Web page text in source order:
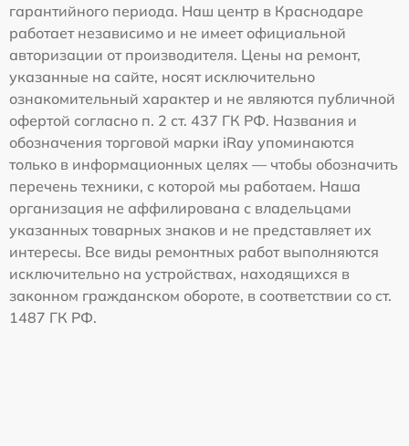
гарантийного периода. Наш центр в Краснодаре
работает независимо и не имеет официальной
авторизации от производителя. Цены на ремонт,
указанные на сайте, носят исключительно
ознакомительный характер и не являются публичной
офертой согласно п. 2 ст. 437 ГК РФ. Названия и
обозначения торговой марки iRay упоминаются
только в информационных целях — чтобы обозначить
перечень техники, с которой мы работаем. Наша
организация не аффилирована с владельцами
указанных товарных знаков и не представляет их
интересы. Все виды ремонтных работ выполняются
исключительно на устройствах, находящихся в
законном гражданском обороте, в соответствии со ст.
1487 ГК РФ.